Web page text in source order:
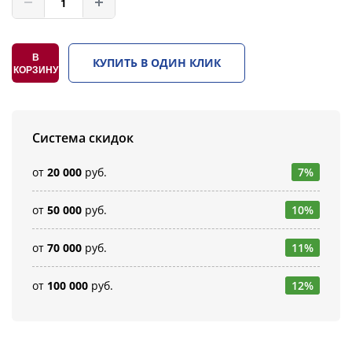
В
КОРЗИНУ
КУПИТЬ В ОДИН КЛИК
Система скидок
от 20 000 руб. 7%
от 50 000 руб. 10%
от 70 000 руб. 11%
от 100 000 руб. 12%